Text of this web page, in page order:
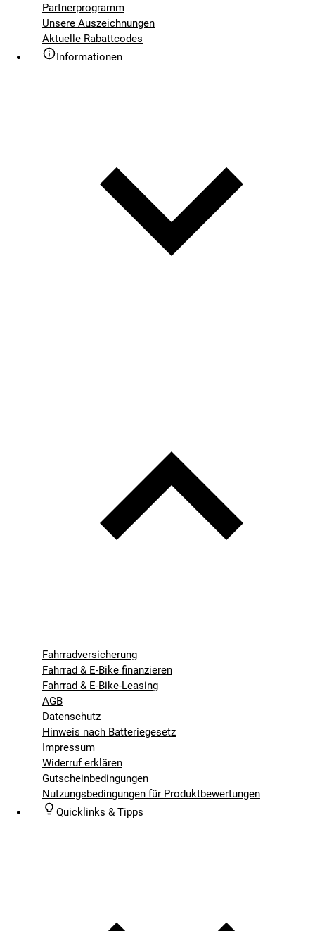
Partnerprogramm
Unsere Auszeichnungen
Aktuelle Rabattcodes
Informationen
Fahrradversicherung
Fahrrad & E-Bike finanzieren
Fahrrad & E-Bike-Leasing
AGB
Datenschutz
Hinweis nach Batteriegesetz
Impressum
Widerruf erklären
Gutscheinbedingungen
Nutzungsbedingungen für Produktbewertungen
Quicklinks & Tipps